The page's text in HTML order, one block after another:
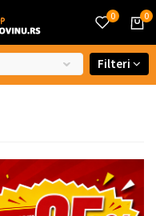
0
0
Filteri